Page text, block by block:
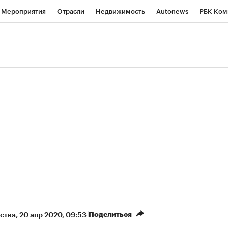
Мероприятия Отрасли Недвижимость Autonews РБК
⁠, 20 апр 2020, 09:53 Поделиться